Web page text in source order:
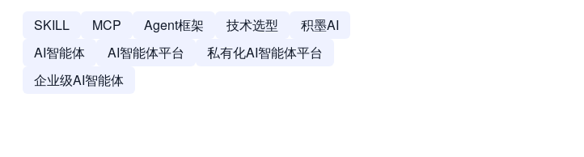
SKILL MCP Agent框架 技术选型
积墨AI
AI智能体
AI智能体平台
私有化AI智能体平台
企业级AI智能体